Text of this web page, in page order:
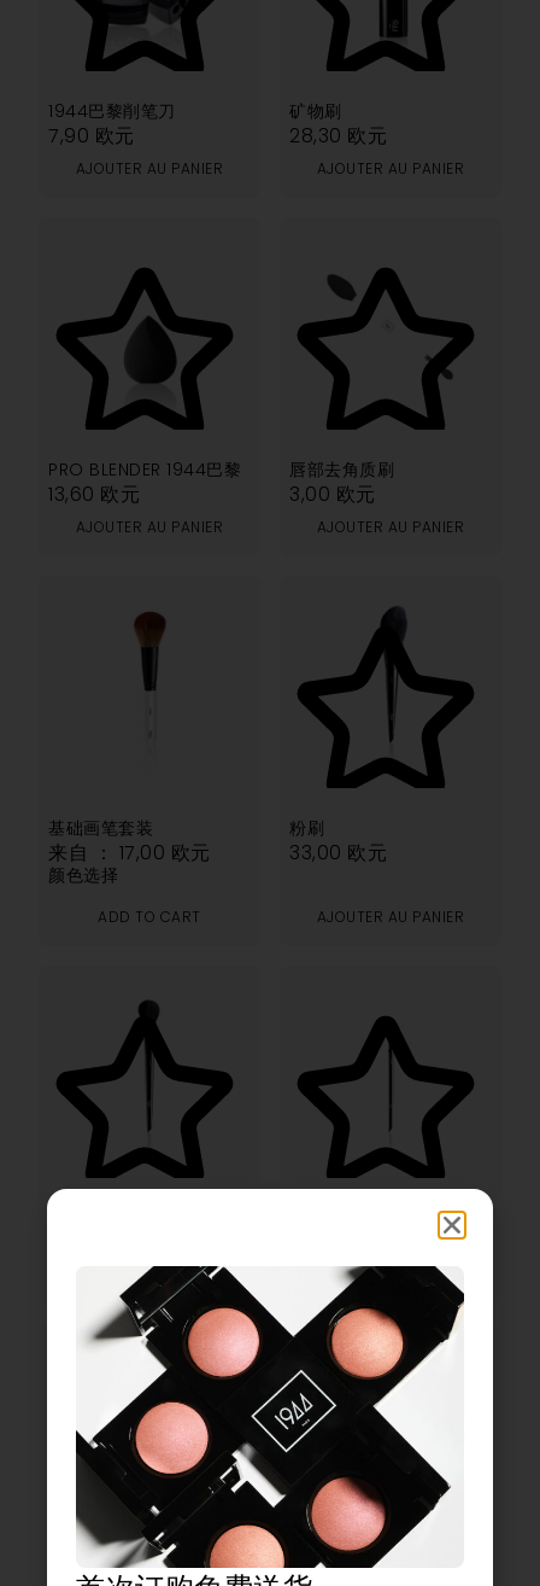
4.00
1944巴黎削笔刀
7,90 欧元
AJOUTER AU PANIER
5.00
矿物刷
28,30 欧元
AJOUTER AU PANIER
2.00
PRO BLENDER 1944巴黎
13,60 欧元
AJOUTER AU PANIER
4.50
唇部去角质刷
3,00 欧元
AJOUTER AU PANIER
基础画笔套装
来自 ： 17,00 欧元
颜色选择
ADD TO CART
5.00
粉刷
33,00 欧元
AJOUTER AU PANIER
AJOUTER AU PANIER AJOUTER AU PANIER
3.67
唇刷 5.00
粉底刷